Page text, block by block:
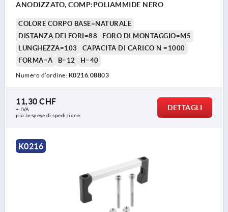
ANODIZZATO, COMP:POLIAMMIDE NERO
COLORE CORPO BASE=NATURALE
DISTANZA DEI FORI=88
FORO DI MONTAGGIO=M5
LUNGHEZZA=103
CAPACITÀ DI CARICO N =1000
FORMA=A
B=12 H=40
Numero d’ordine: K0216.08803
11,30 CHF
+ IVA
più le spese di spedizione
DETTAGLI
K0216